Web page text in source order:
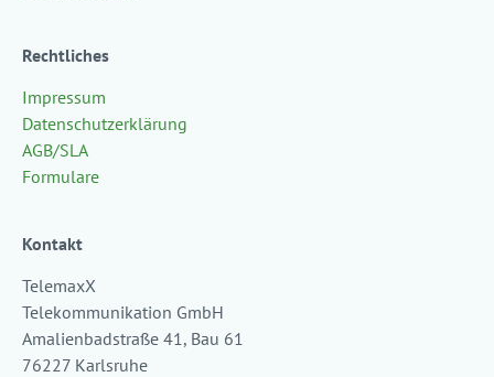
Rechtliches
Impressum
Datenschutzerklärung
AGB/SLA
Formulare
Kontakt
TelemaxX
Telekommunikation GmbH
Amalienbadstraße 41, Bau 61
76227 Karlsruhe